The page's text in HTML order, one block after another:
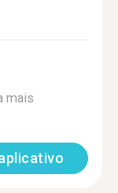
mais